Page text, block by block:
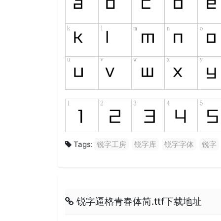
Tags: 锐字工房 锐字库 锐字字体 锐字
锐字逼格青春体简.ttf下载地址